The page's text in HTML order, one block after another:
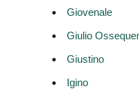
Giovenale
Giulio
Giustino
Igino